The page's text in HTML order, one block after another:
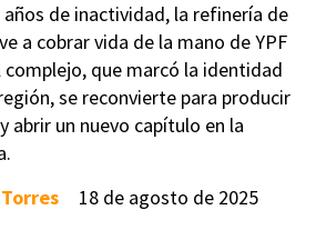
años de inactividad, la refinería de
a cobrar vida de la mano de YPF
complejo, que marcó la identidad
se reconvierte para producir
abrir un nuevo capítulo en la
18 de agosto de 2025